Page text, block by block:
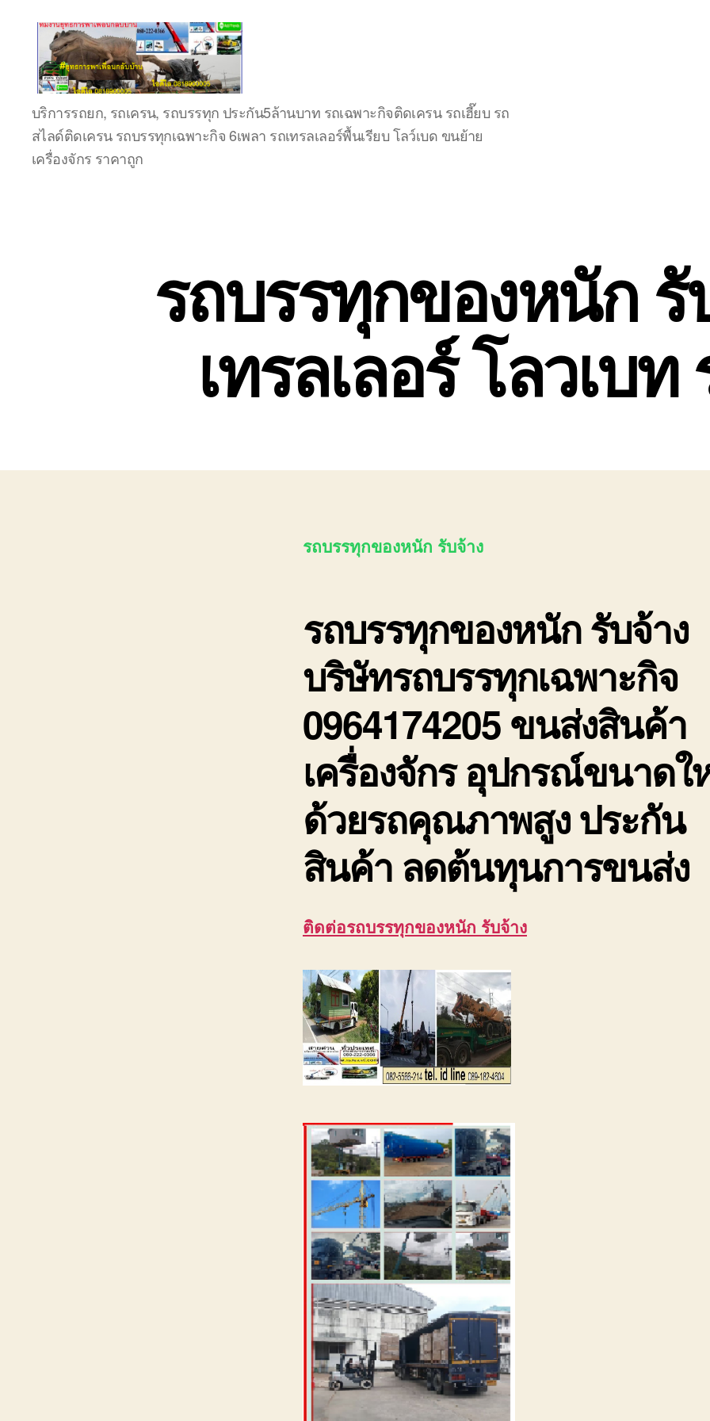
ชลบุรี
รถ
เครน
ยก
ของ
บริการรถยก, รถเครน, รถบรรทุก ประกัน5ล้านบาท รถเฉพาะกิจติดเครน รถเฮี๊ยบ รถ
สไลด์ติดเครน รถบรรทุกเฉพาะกิจ 6เพลา รถเทรลเลอร์พื้นเรียบ โลว์เบด ขนย้าย
เครื่องจักร ราคาถูก
รถบรรทุกของหนัก รั
เทรลเลอร์ โลวเบท
รถบรรทุกของหนัก รับจ้าง
รถบรรทุกของหนัก รับจ้าง
บริษัทรถบรรทุกเฉพาะกิจ
0964174205 ขนส่งสินค้า
เครื่องจักร อุปกรณ์ขนาด
ด้วยรถคุณภาพสูง ประกัน
สินค้า ลดต้นทุนการขนส่ง
ติดต่อรถบรรทุกของหนัก รับจ้าง